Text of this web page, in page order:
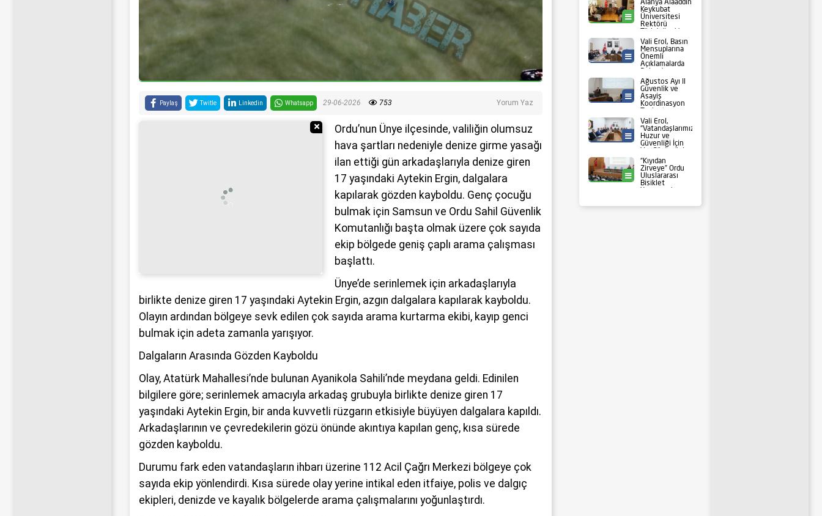
Paylaş Twitle Linkedin Whatsapp 29-06-2026 753 Yorum Yaz
Reklamı Gizle
Ordu’nun Ünye ilçesinde, valiliğin olumsuz
hava şartları nedeniyle denize girme yasağı
ilan ettiği gün arkadaşlarıyla denize giren
17 yaşındaki Aytekin Ergin, dalgalara
kapılarak gözden kayboldu. Genç çocuğu
bulmak için Samsun ve Ordu Sahil Güvenlik
Komutanlığı başta olmak üzere çok sayıda
ekip bölgede geniş çaplı arama çalışması
başlattı.
Ünye’de serinlemek için arkadaşlarıyla
birlikte denize giren 17 yaşındaki Aytekin Ergin, azgın dalgalara kapılarak kayboldu.
Olayın ardından bölgeye sevk edilen çok sayıda arama kurtarma ekibi, kayıp genci
bulmak için adeta zamanla yarışıyor.
Dalgaların Arasında Gözden Kayboldu
Olay, Atatürk Mahallesi’nde bulunan Ayanikola Sahili’nde meydana geldi. Edinilen
bilgilere göre; serinlemek amacıyla arkadaş grubuyla birlikte denize giren 17
yaşındaki Aytekin Ergin, bir anda kuvvetli rüzgarın etkisiyle büyüyen dalgalara kapıldı.
Arkadaşlarının ve çevredekilerin gözü önünde akıntıya kapılan genç, kısa sürede
gözden kayboldu.
Durumu fark eden vatandaşların ihbarı üzerine 112 Acil Çağrı Merkezi bölgeye çok
sayıda ekip yönlendirdi. Kısa sürede olay yerine intikal eden itfaiye, polis ve dalgıç
ekipleri, denizde ve kayalık bölgelerde arama çalışmalarını yoğunlaştırdı.
Ordu
Keykubat
Üniversitesi
Rektörü
Türkdoğan’dan
Rektör Baş’a
Ziyaret
Ordu Valiliği
Vali Erol, Basın
Mensuplarına
Önemli
Açıklamalarda
Bulundu
Ordu Valiliği
Ağustos Ayı İl
Güvenlik ve
Asayiş
Koordinasyon
Toplantısı
Yapıldı
Ordu Valiliği
Vali Erol,
“Vatandaşlarımızın
Huzur ve
Güvenliği İçin
Var Gücümüzle
Çalışıyoruz”
Spor
“Kıyıdan
Zirveye” Ordu
Uluslararası
Bisiklet
Yarışması’nın
Toplantısı